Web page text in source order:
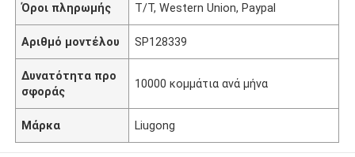
Όροι πληρωμής T/T, Western Union, Paypal
Αριθμό μοντέλου SP128339
Δυνατότητα προ
σφοράς
10000 κομμάτια ανά μήνα
Μάρκα Liugong